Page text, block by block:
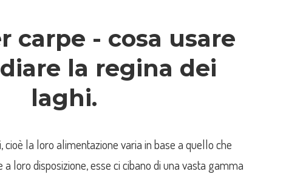
carpe - cosa usare
la regina dei
laghi.
cioè la loro alimentazione varia in base a quello che
loro disposizione, esse ci cibano di una vasta gamma